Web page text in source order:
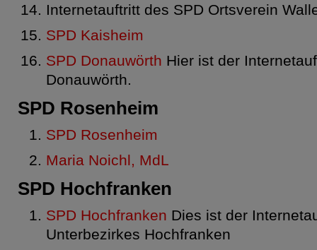
Internetauftritt des SPD Ortsverein
SPD Kaisheim
SPD Donauwörth Hier ist der
Donauwörth.
SPD Rosenheim
SPD Rosenheim
Maria Noichl, MdL
SPD Hochfranken
SPD Hochfranken Dies ist der
Unterbezirkes Hochfranken